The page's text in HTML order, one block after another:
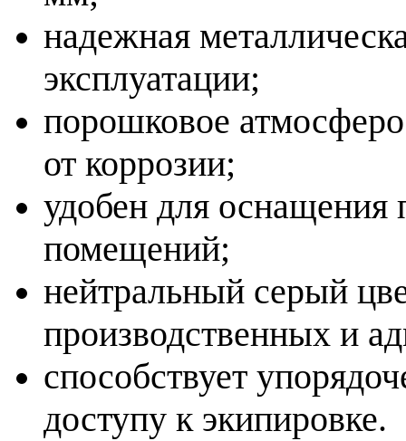
надежная
эксплуатации;
порошковое
от коррозии;
удобен для
помещений;
нейтральный серый
производственных и
способствует
доступу к экипировке.